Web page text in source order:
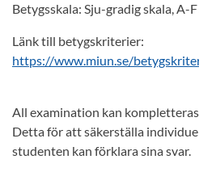
Betygsskala: Sju-gradig skala, A-
Länk till betygskriterier:
https://www.miun.se/
All examination kan
Detta för att säkerställa
studenten kan förklara sina svar.